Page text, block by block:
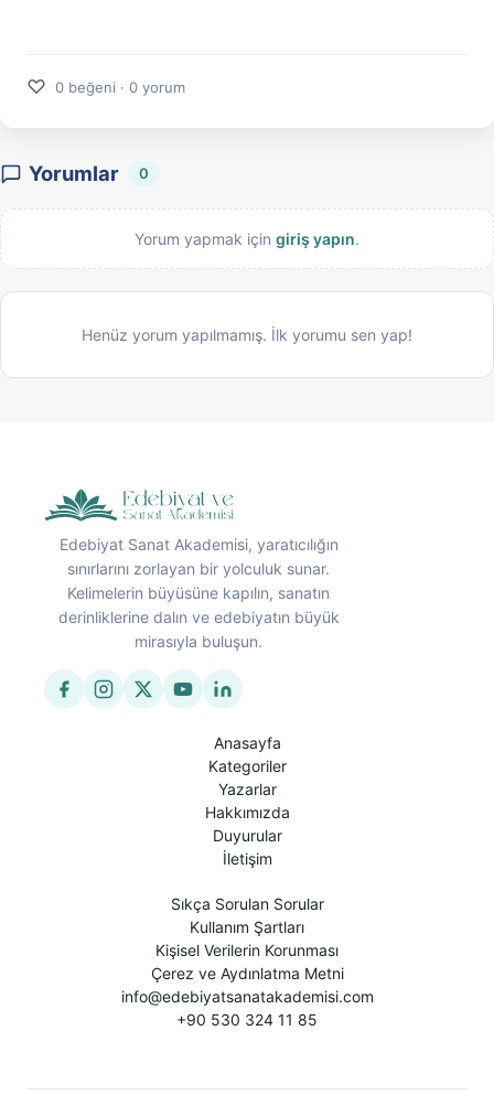
♡ 0 beğeni · 0 yorum
Yorumlar 0
Yorum yapmak için giriş yapın.
Henüz yorum yapılmamış. İlk yorumu sen yap!
Edebiyat Sanat Akademisi, yaratıcılığın
sınırlarını zorlayan bir yolculuk sunar.
Kelimelerin büyüsüne kapılın, sanatın
derinliklerine dalın ve edebiyatın büyük
mirasıyla buluşun.
Anasayfa
Kategoriler
Yazarlar
Hakkımızda
Duyurular
İletişim
Sıkça Sorulan Sorular
Kullanım Şartları
Kişisel Verilerin Korunması
Çerez ve Aydınlatma Metni
info@edebiyatsanatakademisi.com
+90 530 324 11 85